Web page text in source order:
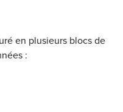
en plusieurs blocs de
: